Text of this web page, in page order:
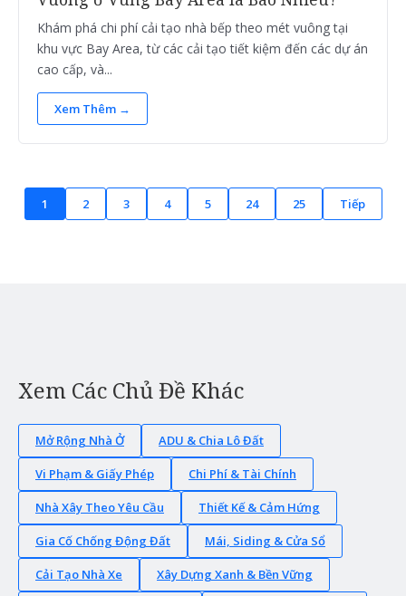
Khám phá chi phí cải tạo nhà bếp theo mét vuông tại
khu vực Bay Area, từ các cải tạo tiết kiệm đến các dự án
cao cấp, và...
Xem Thêm →
1 2 3 4 5 24 25 Tiếp
Xem Các Chủ Đề Khác
Mở Rộng Nhà Ở ADU & Chia Lô Đất
Vi Phạm & Giấy Phép Chi Phí & Tài Chính
Nhà Xây Theo Yêu Cầu Thiết Kế & Cảm Hứng
Gia Cố Chống Động Đất Mái, Siding & Cửa Sổ
Cải Tạo Nhà Xe Xây Dựng Xanh & Bền Vững